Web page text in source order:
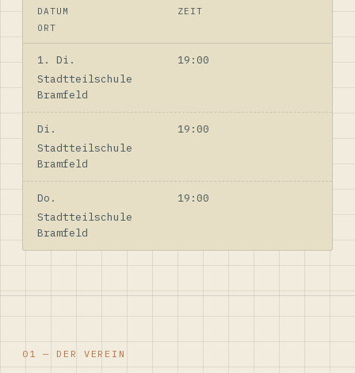
DATUM
ZEIT
ORT
1. Di.
19:00
Stadtteilschule
Bramfeld
Di.
19:00
Stadtteilschule
Bramfeld
Do.
19:00
Stadtteilschule
Bramfeld
01 — DER VEREIN